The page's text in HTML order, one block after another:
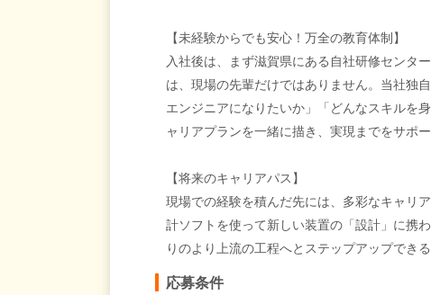
【未経験からでも安心！万全の教育体制】
入社後は、まず滋賀県にある自社研修センタ
は、現場の先輩だけではありません。当社独
エンジニアになりたいか」「どんなスキルを
ャリアプランを一緒に描き、実現までをサポー
【将来のキャリアパス】
現場での経験を積んだ先には、多彩なキャリ
計ソフトを使って新しい装置の「設計」に携
りのより上流の工程へとステップアップできる
応募条件